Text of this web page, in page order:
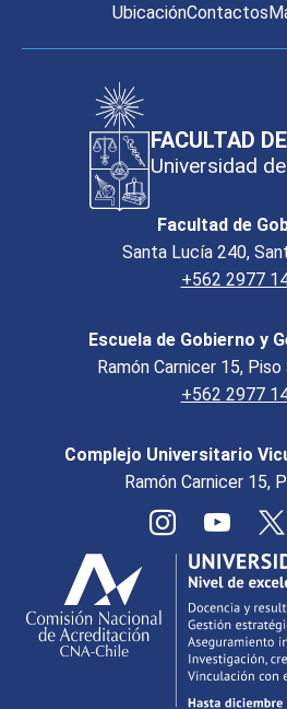
UbicaciónContactos
FACULTAD
Universidad
Facultad de
Santa Lucía 240,
+562 2977
Escuela de Gobierno y
Ramón Carnicer 15,
+562 2977
Complejo Universitario
Ramón Carnicer 15,